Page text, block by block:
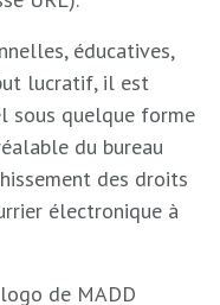
éducatives,
lucratif, il est
sous quelque forme
du bureau
des droits
électronique à
de MADD